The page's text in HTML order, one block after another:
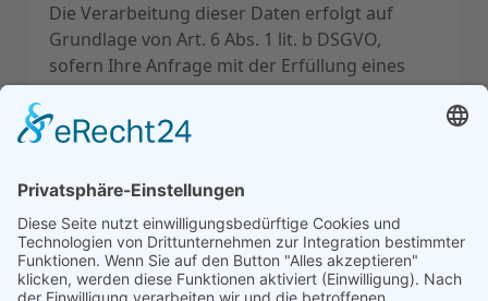
Die Verarbeitung dieser Daten erfolgt auf
Grundlage von Art. 6 Abs. 1 lit. b DSGVO,
sofern Ihre Anfrage mit der Erfüllung eines
Vertrags zusammenhängt oder zur
Durchführung vorvertraglicher Maßnahmen
erforderlich ist. In allen übrigen Fällen beruht
Interesse an der effektiven Bearbeitung der an
uns gerichteten Anfragen (Art. 6 Abs. 1 lit. f
DSGVO) oder auf Ihrer Einwilligung (Art. 6 Abs.
1 lit. a DSGVO) sofern diese abgefragt wurde;